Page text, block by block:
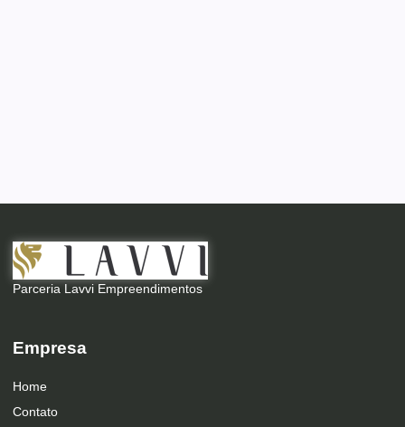
Parceria Lavvi Empreendimentos
Empresa
Home
Contato